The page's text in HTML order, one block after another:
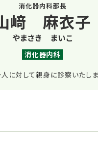
消化器内科部長
﨑 麻衣子
やまさき まいこ
消化器内科
に対して親身に診察いたしま